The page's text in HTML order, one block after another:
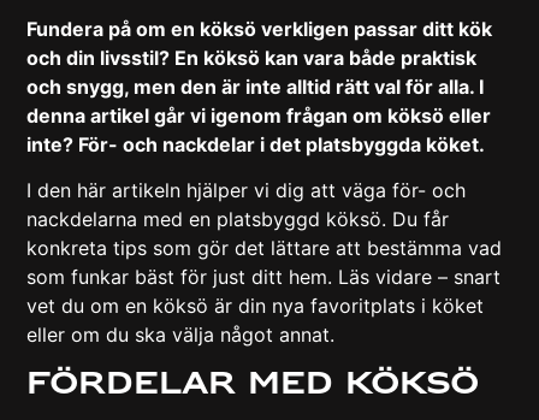
Fundera på om en köksö verkligen passar ditt kök
och din livsstil? En köksö kan vara både praktisk
och snygg, men den är inte alltid rätt val för alla. I
denna artikel går vi igenom frågan om köksö eller
inte? För- och nackdelar i det platsbyggda köket.
I den här artikeln hjälper vi dig att väga för- och
nackdelarna med en platsbyggd köksö. Du får
konkreta tips som gör det lättare att bestämma vad
som funkar bäst för just ditt hem. Läs vidare – snart
vet du om en köksö är din nya favoritplats i köket
eller om du ska välja något annat.
Fördelar med köksö